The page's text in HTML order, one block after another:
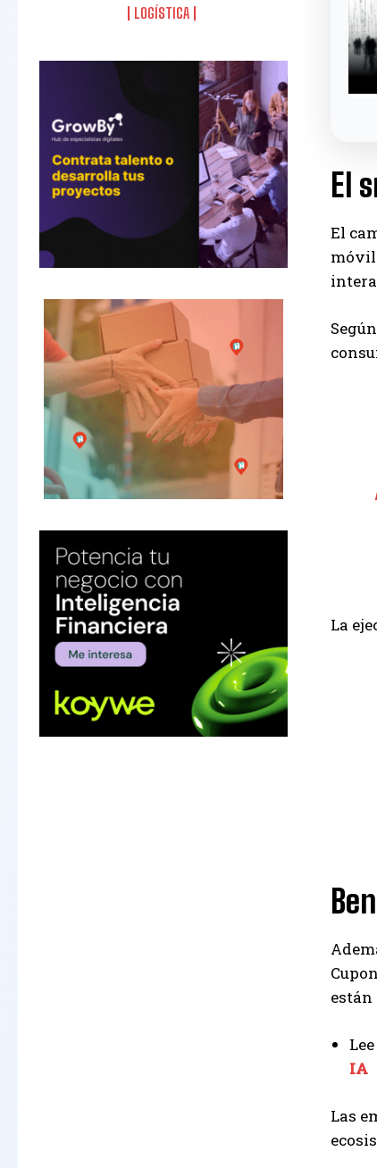
LOGÍSTICA
El
El
Según
La
IA
Las